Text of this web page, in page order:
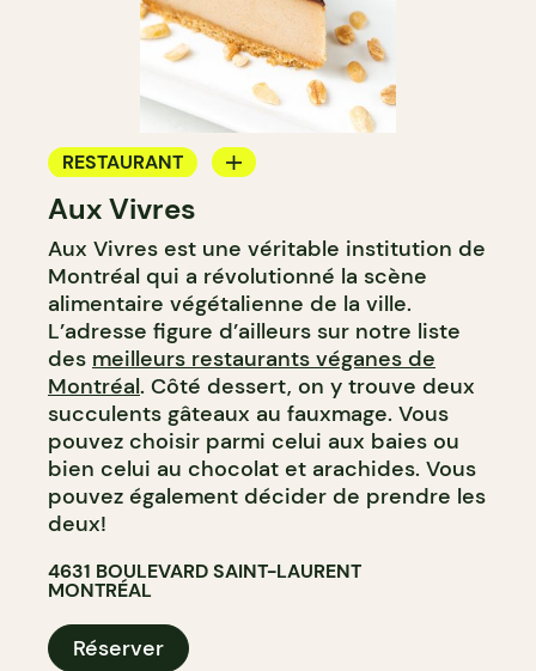
RESTAURANT
COMPTOIR
Aux Vivres
Aux Vivres est une véritable institution de
Montréal qui a révolutionné la scène
alimentaire végétalienne de la ville.
L’adresse figure d’ailleurs sur notre liste
des meilleurs restaurants véganes de
Montréal. Côté dessert, on y trouve deux
succulents gâteaux au fauxmage. Vous
pouvez choisir parmi celui aux baies ou
bien celui au chocolat et arachides. Vous
pouvez également décider de prendre les
deux!
4631 BOULEVARD SAINT-LAURENT
MONTRÉAL
Réserver